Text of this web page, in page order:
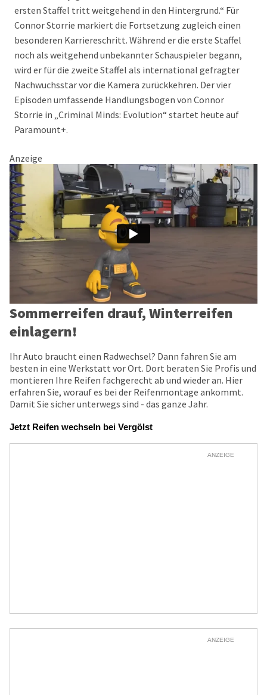
ersten Staffel tritt weitgehend in den Hintergrund.“ Für
Connor Storrie markiert die Fortsetzung zugleich einen
besonderen Karriereschritt. Während er die erste Staffel
noch als weitgehend unbekannter Schauspieler begann,
wird er für die zweite Staffel als international gefragter
Nachwuchsstar vor die Kamera zurückkehren. Der vier
Episoden umfassende Handlungsbogen von Connor
Storrie in „Criminal Minds: Evolution“ startet heute auf
Paramount+.
Anzeige
Sommerreifen drauf, Winterreifen
einlagern!
Ihr Auto braucht einen Radwechsel? Dann fahren Sie am
besten in eine Werkstatt vor Ort. Dort beraten Sie Profis und
montieren Ihre Reifen fachgerecht ab und wieder an. Hier
erfahren Sie, worauf es bei der Reifenmontage ankommt.
Damit Sie sicher unterwegs sind - das ganze Jahr.
Jetzt Reifen wechseln bei Vergölst
ANZEIGE
ANZEIGE